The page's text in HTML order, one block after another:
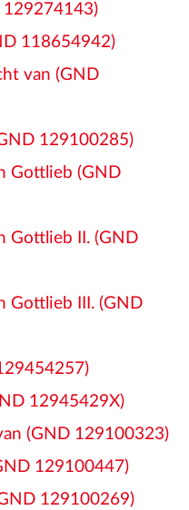
129274143)
118654942)
van (GND
129100285)
Gottlieb (GND
Gottlieb II. (GND
Gottlieb III. (GND
12945429X)
(GND 129100323)
129100447)
129100269)